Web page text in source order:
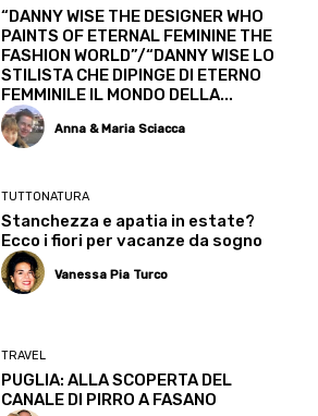
“DANNY WISE THE DESIGNER WHO
PAINTS OF ETERNAL FEMININE THE
FASHION WORLD”/“DANNY WISE LO
STILISTA CHE DIPINGE DI ETERNO
FEMMINILE IL MONDO DELLA...
Anna & Maria Sciacca
TUTTONATURA
Stanchezza e apatia in estate?
Ecco i fiori per vacanze da sogno
Vanessa Pia Turco
TRAVEL
PUGLIA: ALLA SCOPERTA DEL
CANALE DI PIRRO A FASANO